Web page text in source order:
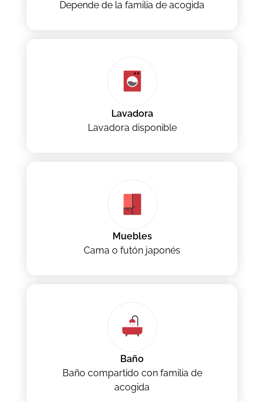
Depende de la familia de acogida
Lavadora
Lavadora disponible
Muebles
Cama o futón japonés
Baño
Baño compartido con familia de
acogida